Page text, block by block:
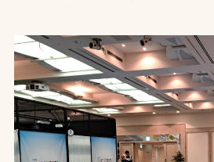
お問合せ
お取引先の皆様へ
プライバシーポリシー
ソーシャルメディアポリシー